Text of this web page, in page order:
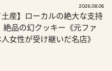
2026.08.06
土産】ローカルの絶大な支持
絶品の幻クッキー《元ファ
女性が受け継いだ名店》